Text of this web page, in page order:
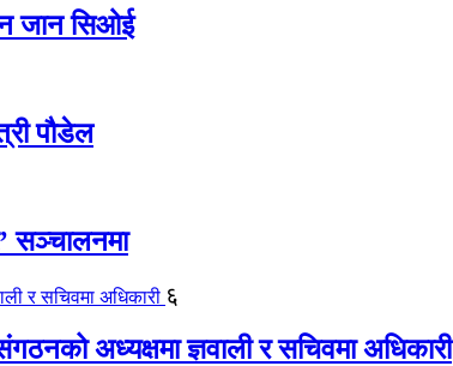
जान सिओई
पौडेल
सञ्चालनमा
६
अध्यक्षमा ज्ञवाली र सचिवमा अधिकारी